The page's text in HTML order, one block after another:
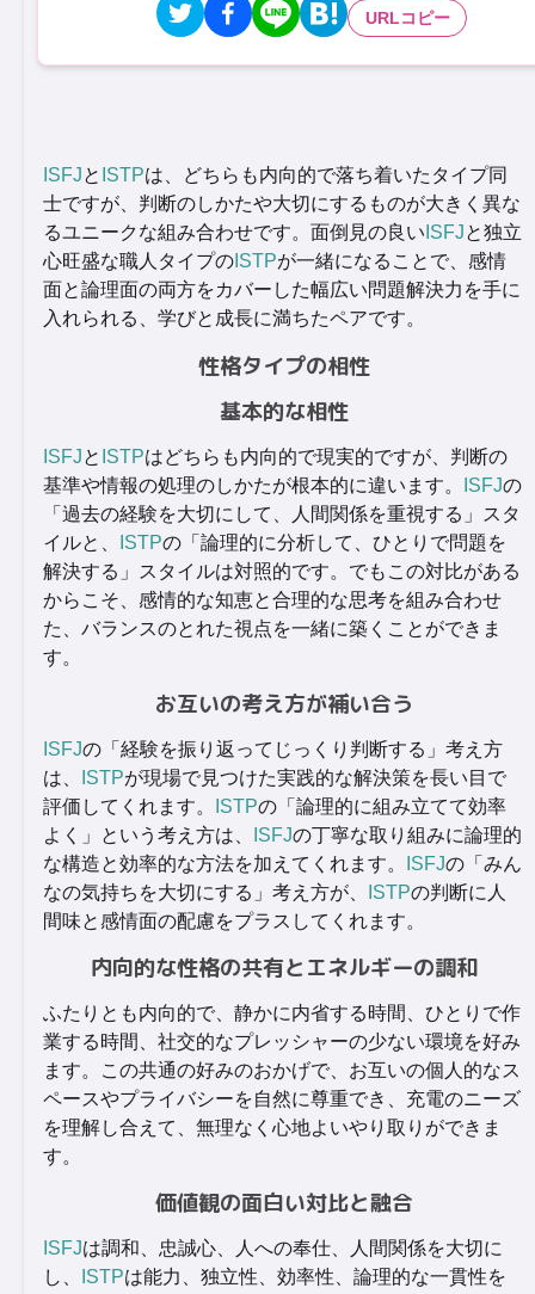
URLコピー
ISFJと ISTPは、どちらも内向的で落ち着いたタイプ同
士ですが、判断のしかたや大切にするものが大きく異な
るユニークな組み合わせです。面倒見の良い ISFJと独立
心旺盛な職人タイプの ISTPが一緒になることで、感情
面と論理面の両方をカバーした幅広い問題解決力を手に
入れられる、学びと成長に満ちたペアです。
性格タイプの相性
基本的な相性
ISFJと ISTPはどちらも内向的で現実的ですが、判断の
基準や情報の処理のしかたが根本的に違います。
ISFJの
「過去の経験を大切にして、人間関係を重視する」スタ
イルと、
ISTPの「論理的に分析して、ひとりで問題を
解決する」スタイルは対照的です。でもこの対比がある
からこそ、感情的な知恵と合理的な思考を組み合わせ
た、バランスのとれた視点を一緒に築くことができま
す。
お互いの考え方が補い合う
ISFJの「経験を振り返ってじっくり判断する」考え方
は、
ISTPが現場で見つけた実践的な解決策を長い目で
評価してくれます。
ISTPの「論理的に組み立てて効率
よく」という考え方は、
ISFJの丁寧な取り組みに論理的
な構造と効率的な方法を加えてくれます。
ISFJの「みん
なの気持ちを大切にする」考え方が、
ISTPの判断に人
間味と感情面の配慮をプラスしてくれます。
内向的な性格の共有とエネルギーの調和
ふたりとも内向的で、静かに内省する時間、ひとりで作
業する時間、社交的なプレッシャーの少ない環境を好み
ます。この共通の好みのおかげで、お互いの個人的なス
ペースやプライバシーを自然に尊重でき、充電のニーズ
を理解し合えて、無理なく心地よいやり取りができま
す。
価値観の面白い対比と融合
ISFJは調和、忠誠心、人への奉仕、人間関係を大切に
し、
ISTPは能力、独立性、効率性、論理的な一貫性を